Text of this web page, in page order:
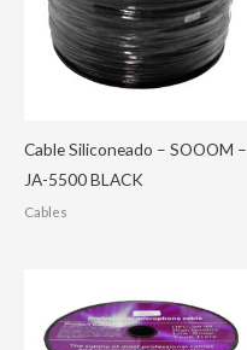
Cable Siliconeado – SOOOM –
JA-5500 BLACK
Cables